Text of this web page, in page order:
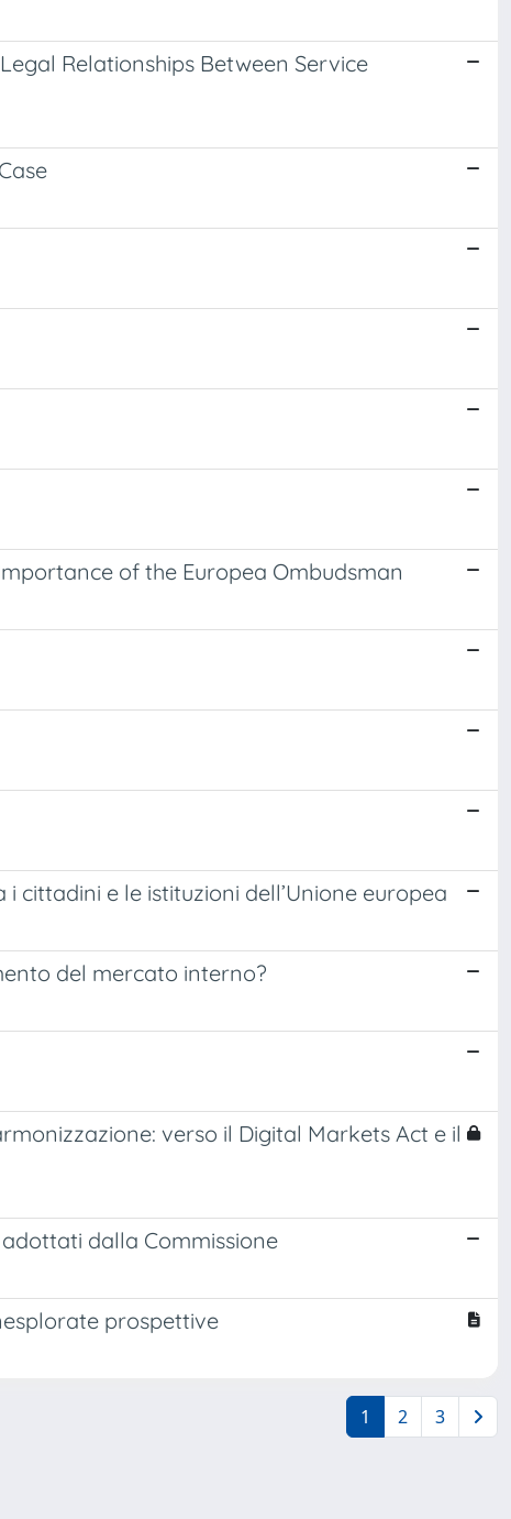
Relationships Between Service
of the Europea Ombudsman
e le istituzioni dell’Unione europea
del mercato interno?
verso il Digital Markets Act e il
dalla Commissione
prospettive
1 2 3